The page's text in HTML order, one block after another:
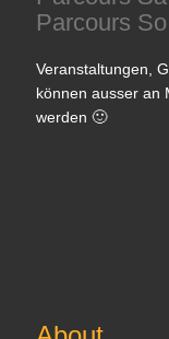
Parcours
Veranstaltungen,
können ausser an
werden 🙂